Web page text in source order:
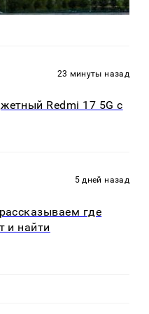
23 минуты назад
Redmi 17 5G с
5 дней назад
где
и найти